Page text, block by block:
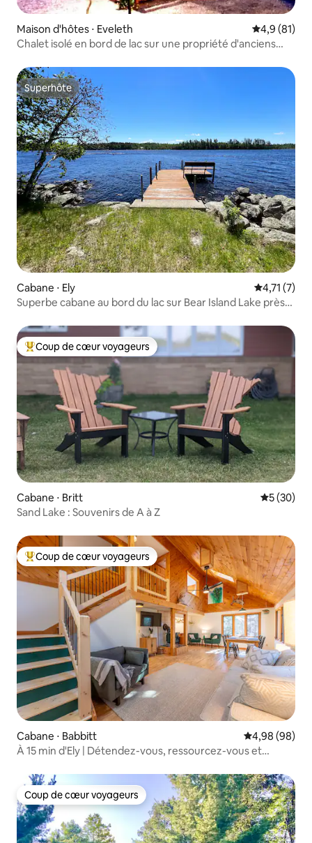
Maison d'hôtes ⋅ Eveleth Évaluation
4,9 (81)
Chalet isolé en bord de lac sur une propriété d'anciens
Superhôte
Superhôte
Cabane ⋅ Ely Évaluation
4,71 (7)
Superbe cabane au bord du lac sur Bear Island Lake près
Coups de cœur voyageurs les plus appréciés
Coup de cœur voyageurs
Cabane ⋅ Britt
5 (30)
Sand Lake : Souvenirs de A à Z
Coups de cœur voyageurs les plus appréciés
Coup de cœur voyageurs
Cabane ⋅ Babbitt Évaluation
4,98 (98)
À 15 min d'Ely | Détendez-vous, ressourcez-vous et
Coup de cœur voyageurs
Coup de cœur voyageurs